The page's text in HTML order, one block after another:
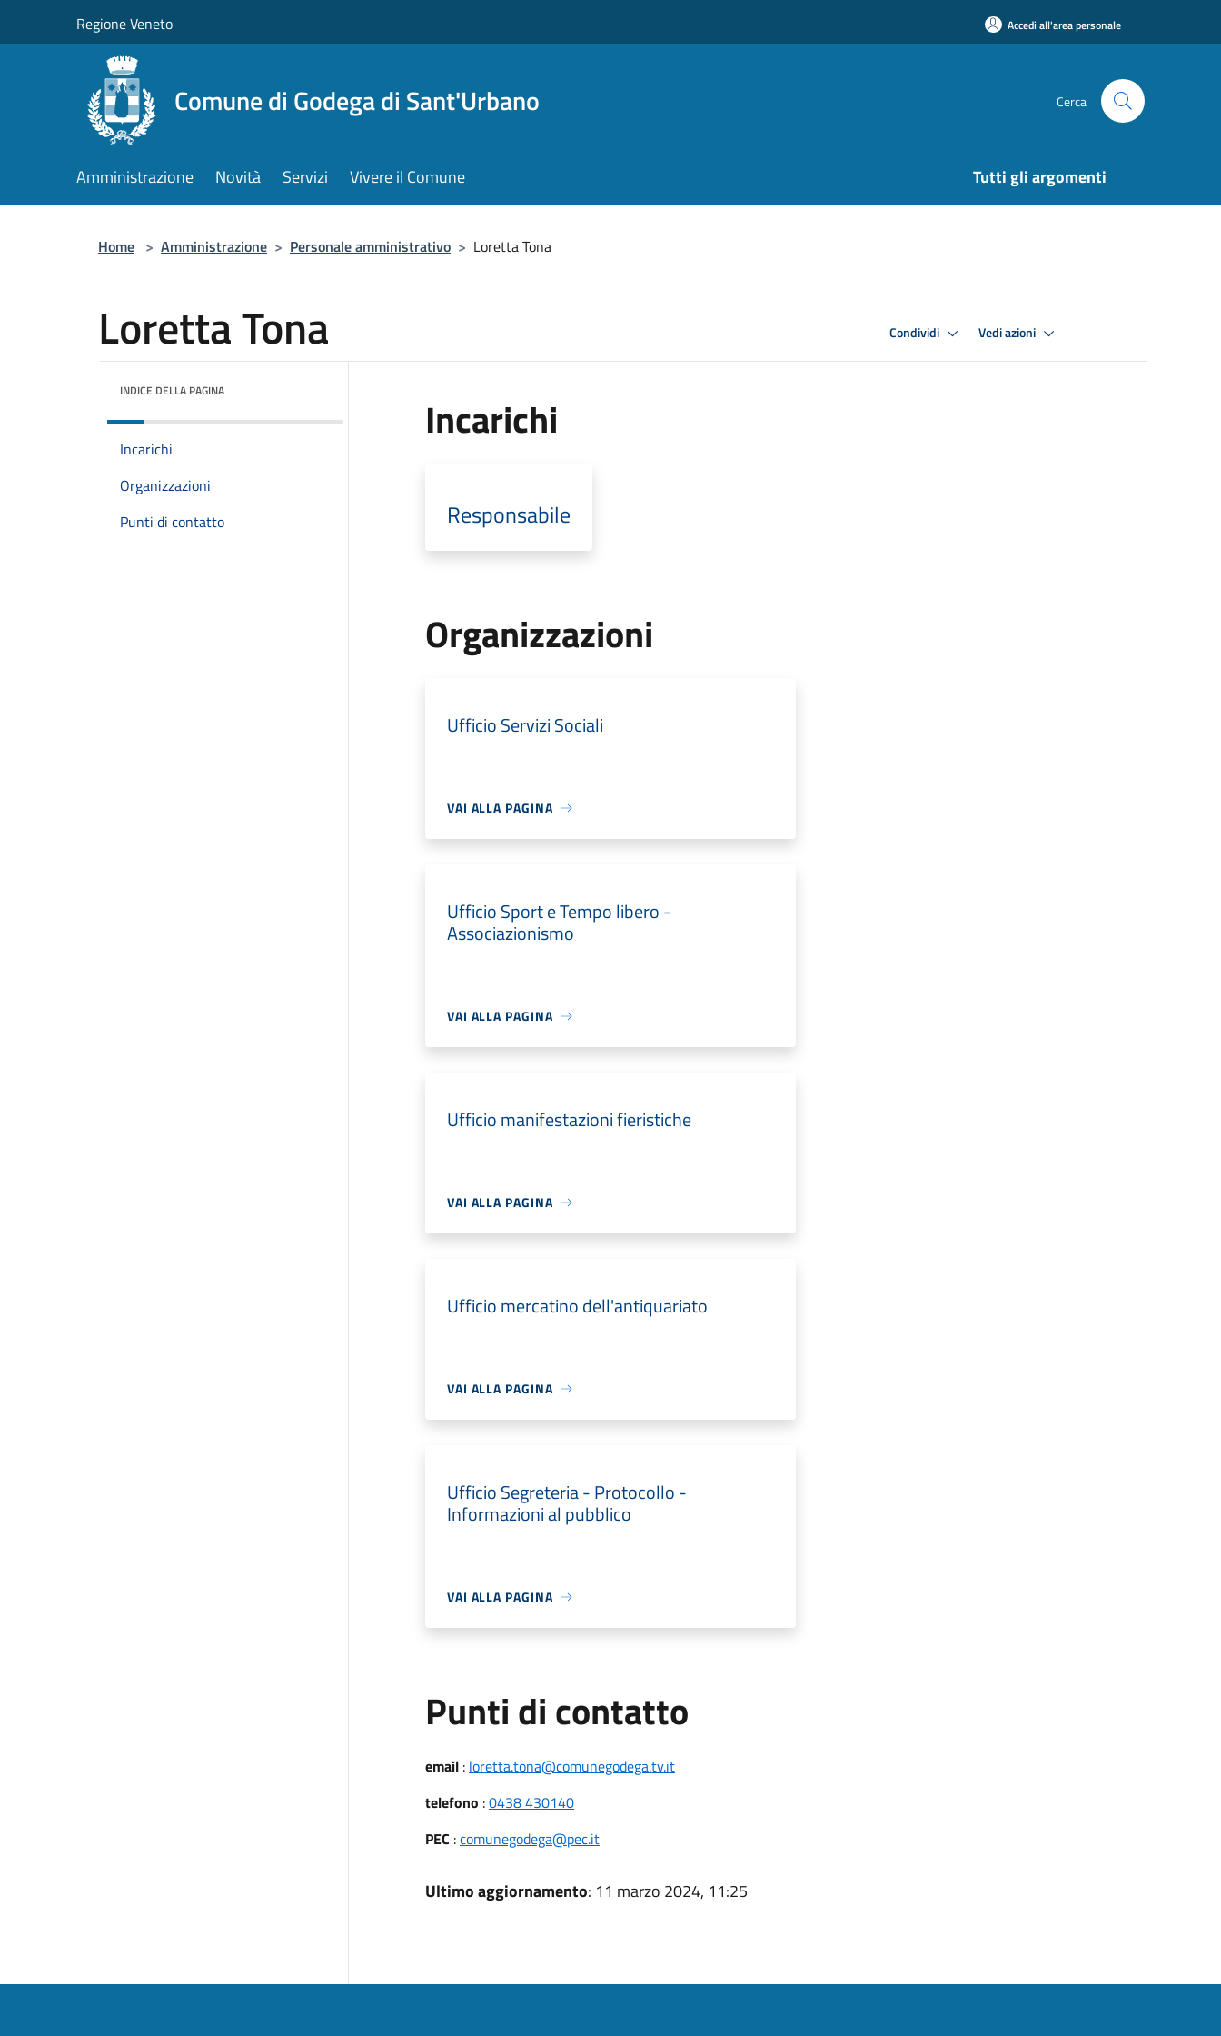
Regione Veneto Accedi all'area personale
Comune di Godega di Sant'Urbano Cerca
Amministrazione Novità Servizi Vivere il Comune Tutti gli argomenti
Home > Amministrazione > Personale amministrativo > Loretta Tona
Loretta Tona Condividi Vedi azioni
INDICE DELLA PAGINA
Incarichi
Organizzazioni
Punti di contatto
Incarichi
Responsabile
Organizzazioni
Ufficio Servizi Sociali
VAI ALLA PAGINA
Ufficio Sport e Tempo libero -
Associazionismo
VAI ALLA PAGINA
Ufficio manifestazioni fieristiche
VAI ALLA PAGINA
Ufficio mercatino dell'antiquariato
VAI ALLA PAGINA
Ufficio Segreteria - Protocollo -
Informazioni al pubblico
VAI ALLA PAGINA
Punti di contatto
email: loretta.tona@comunegodega.tv.it
telefono :0438 430140
PEC :comunegodega@pec.it
Ultimo aggiornamento: 11 marzo 2024, 11:25